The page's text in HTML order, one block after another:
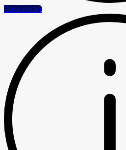
Essai routier